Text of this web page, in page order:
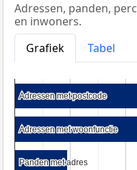
Adressen, panden,
en inwoners.
Grafiek
Tabel
Adressen met postcode
Adressen met postcode
Adressen met woonfunctie
Adressen met woonfunctie
Panden met adres
Panden met adres